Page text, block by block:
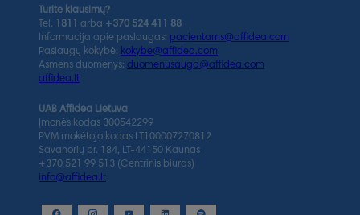
Turite klausimų?
Tel. 1811 arba +370 524 411 88
Informacija apie paslaugas: pacientams@affidea.com
Paslaugų kokybė: kokybe@affidea.com
Asmens duomenys: duomenusauga@affidea.com
affidea.lt
UAB Affidea Lietuva
Įmonės kodas 300542299
PVM mokėtojo kodas LT100007270812
Savanorių pr. 184, LT-44150 Kaunas
+370 521 99 513 (Centrinis biuras)
info@affidea.lt